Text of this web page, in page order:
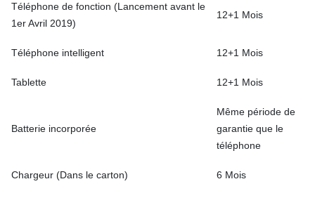
Téléphone de fonction (Lancement avant le
1er Avril 2019)
12+1 Mois
Téléphone intelligent 12+1 Mois
Tablette 12+1 Mois
Batterie incorporée
Même période de
garantie que le
téléphone
Chargeur (Dans le carton) 6 Mois